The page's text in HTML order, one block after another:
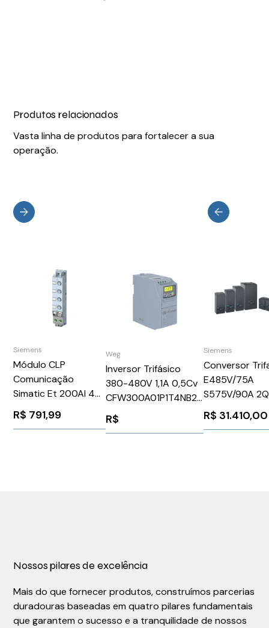
Produtos relacionados
Vasta linha de produtos para fortalecer a sua
operação.
Siemens
Módulo CLP
Comunicação
Simatic Et 200Al 4
Entradas 4 Saídas
Digital 24V M12
R$ 791,99
Weg
Inversor Trifásico
380-480V 1,1A 0,5Cv
CFW300A01P1T4NB20
WEG Weg 14146770
R$
Siemens
Conversor
E485V/75A
S575V/90A 2Q
Siemens
R$ 31.410,00
Nossos pilares de excelência
Mais do que fornecer produtos, construímos parcerias
duradouras baseadas em quatro pilares fundamentais
que garantem o sucesso e a tranquilidade de nossos